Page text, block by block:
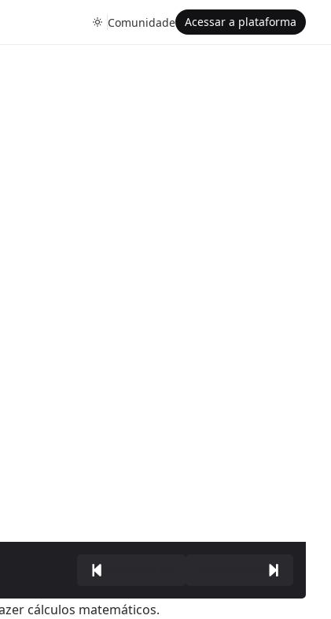
Comunidade Acessar a plataforma
cálculos matemáticos.